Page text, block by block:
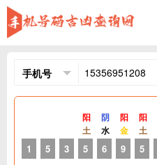
1 5 3
阳
土
5
阴
水
6
阳
金
9
阳
土
5